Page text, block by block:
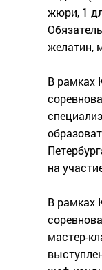
жюри, 1
желатин,
В рамках
на
В рамках
мастер-